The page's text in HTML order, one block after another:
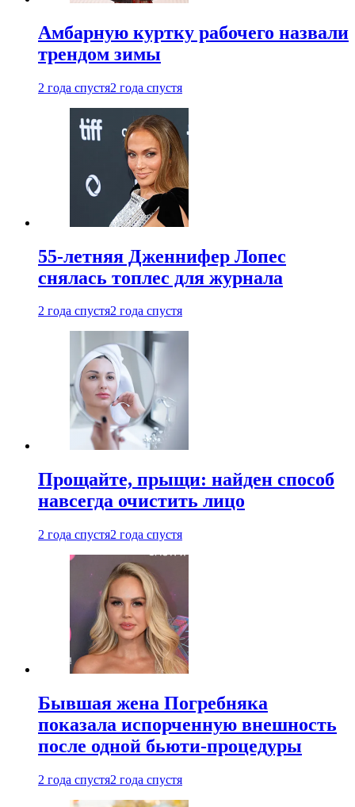
Амбарную куртку рабочего назвали
трендом зимы
2 года спустя2 года спустя
55-летняя Дженнифер Лопес
снялась топлес для журнала
2 года спустя2 года спустя
Прощайте, прыщи: найден способ
навсегда очистить лицо
2 года спустя2 года спустя
Бывшая жена Погребняка
показала испорченную внешность
после одной бьюти-процедуры
2 года спустя2 года спустя